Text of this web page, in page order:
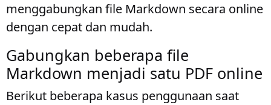
menggabungkan file Markdown secara online
dengan cepat dan mudah.
Gabungkan beberapa file
Markdown menjadi satu PDF online
Berikut beberapa kasus penggunaan saat